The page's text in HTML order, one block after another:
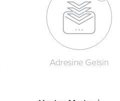
Adresine Gelsin